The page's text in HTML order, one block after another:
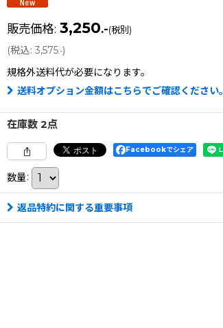
販売価格: 3,250.-(税別)
(税込: 3,575.-)
規格外送料代が必要になります。
送料オプション金額はこちらでご確認ください。
在庫数 2点
Facebookでシェア
数量:
返品特約に関する重要事項